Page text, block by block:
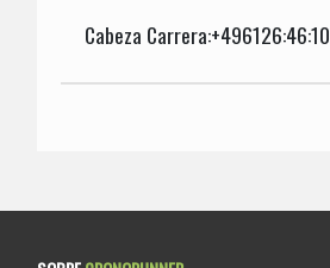
Cabeza Carrera:+496126:46:10